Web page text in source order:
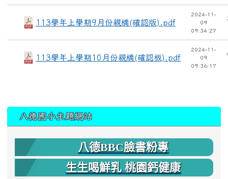
113學年上學期9月份親橋(確認版).pdf
2024-11-
09
09:34:27
113學年上學期10月份親橋(確認板).pdf
2024-11-
09
09:36:17
八德國小主題網站
八德BBC臉書粉專
生生喝鮮乳 桃園鈣健康